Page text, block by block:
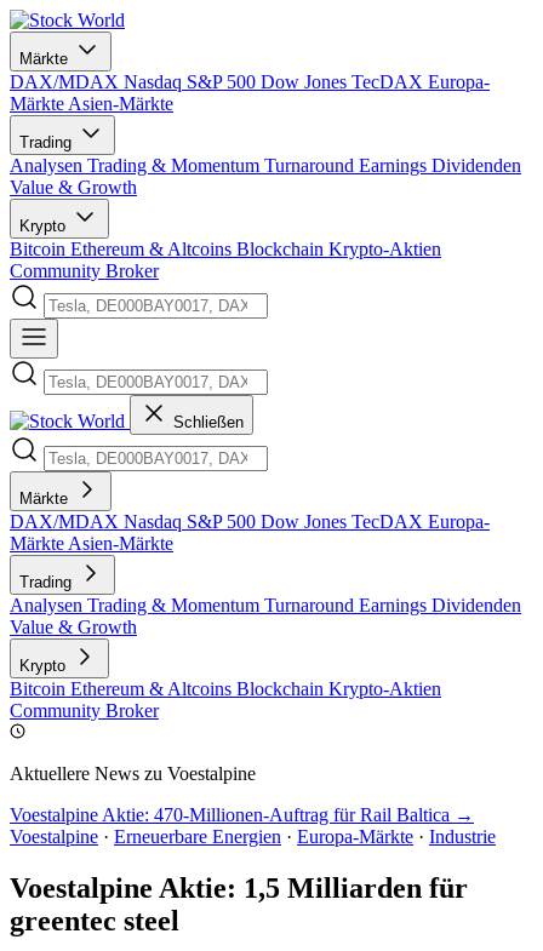
Märkte
DAX/MDAX Nasdaq S&P 500 Dow Jones TecDAX Europa-
Märkte Asien-Märkte
Trading
Analysen Trading & Momentum Turnaround Earnings Dividenden
Value & Growth
Krypto
Bitcoin Ethereum & Altcoins Blockchain Krypto-Aktien
Community Broker
Schließen
Märkte
DAX/MDAX Nasdaq S&P 500 Dow Jones TecDAX Europa-
Märkte Asien-Märkte
Trading
Analysen Trading & Momentum Turnaround Earnings Dividenden
Value & Growth
Krypto
Bitcoin Ethereum & Altcoins Blockchain Krypto-Aktien
Community Broker
Aktuellere News zu Voestalpine
Voestalpine Aktie: 470-Millionen-Auftrag für Rail Baltica →
Voestalpine · Erneuerbare Energien · Europa-Märkte · Industrie
Voestalpine Aktie: 1,5 Milliarden für
greentec steel